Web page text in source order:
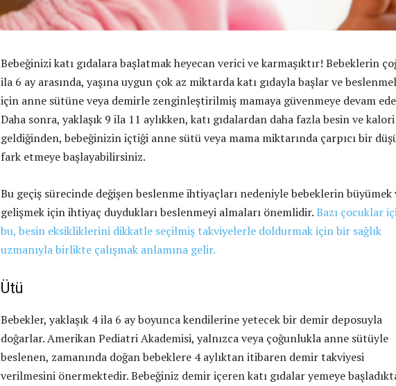
Bebeğinizi katı gıdalara başlatmak heyecan verici ve karmaşıktır! Bebeklerin
ila 6 ay arasında, yaşına uygun çok az miktarda katı gıdayla başlar ve
için anne sütüne veya demirle zenginleştirilmiş mamaya güvenmeye devam
Daha sonra, yaklaşık 9 ila 11 aylıkken, katı gıdalardan daha fazla besin ve kalori
geldiğinden, bebeğinizin içtiği anne sütü veya mama miktarında çarpıcı bir
fark etmeye başlayabilirsiniz.
Bu geçiş sürecinde değişen beslenme ihtiyaçları nedeniyle bebeklerin büyümek
gelişmek için ihtiyaç duydukları beslenmeyi almaları önemlidir.Bazı çocuklar
bu, besin eksikliklerini dikkatle seçilmiş takviyelerle doldurmak için bir sağlık
uzmanıyla birlikte çalışmak anlamına gelir.
Ütü
Bebekler, yaklaşık 4 ila 6 ay boyunca kendilerine yetecek bir demir deposuyla
doğarlar. Amerikan Pediatri Akademisi, yalnızca veya çoğunlukla anne sütüyle
beslenen, zamanında doğan bebeklere 4 aylıktan itibaren demir takviyesi
verilmesini önermektedir. Bebeğiniz demir içeren katı gıdalar yemeye